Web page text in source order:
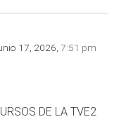
17, 2026, 7:51 pm
DE LA TVE2